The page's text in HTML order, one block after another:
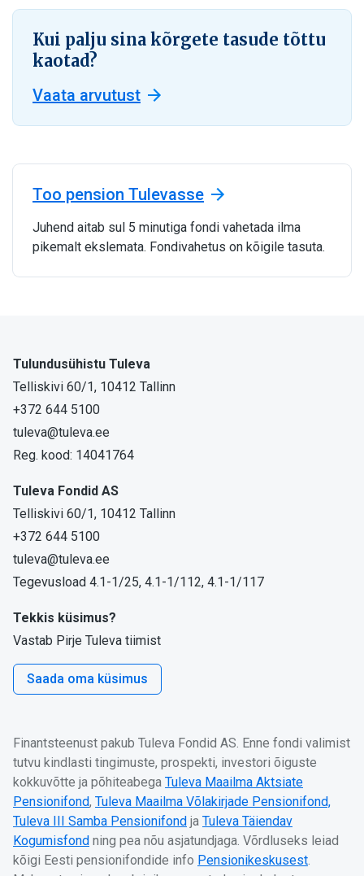
Kui palju sina kõrgete tasude tõttu
kaotad?
Vaata arvutust
Too pension Tulevasse
Juhend aitab sul 5 minutiga fondi vahetada ilma
pikemalt ekslemata. Fondivahetus on kõigile tasuta.
Tulundusühistu Tuleva
Telliskivi 60/1, 10412 Tallinn
+372 644 5100
tuleva@tuleva.ee
Reg. kood: 14041764
Tuleva Fondid AS
Telliskivi 60/1, 10412 Tallinn
+372 644 5100
tuleva@tuleva.ee
Tegevusload 4.1-1/25, 4.1-1/112, 4.1-1/117
Tekkis küsimus?
Vastab Pirje Tuleva tiimist
Saada oma küsimus
Finantsteenust pakub Tuleva Fondid AS. Enne fondi valimist
tutvu kindlasti tingimuste, prospekti, investori õiguste
kokkuvõtte ja põhiteabega Tuleva Maailma Aktsiate
Pensionifond, Tuleva Maailma Võlakirjade Pensionifond,
Tuleva III Samba Pensionifond ja Tuleva Täiendav
Kogumisfond ning pea nõu asjatundjaga. Võrdluseks leiad
kõigi Eesti pensionifondide info Pensionikeskusest